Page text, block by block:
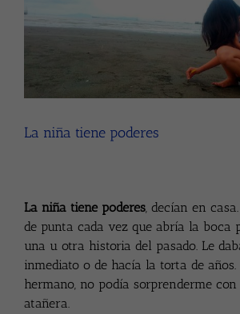
Image
La niña tiene poderes
La niña tiene poderes, decían en
de punta cada vez que abría la boca
una u otra historia del pasado. Le
inmediato o de hacía la torta de
hermano, no podía sorprenderme
atañera.